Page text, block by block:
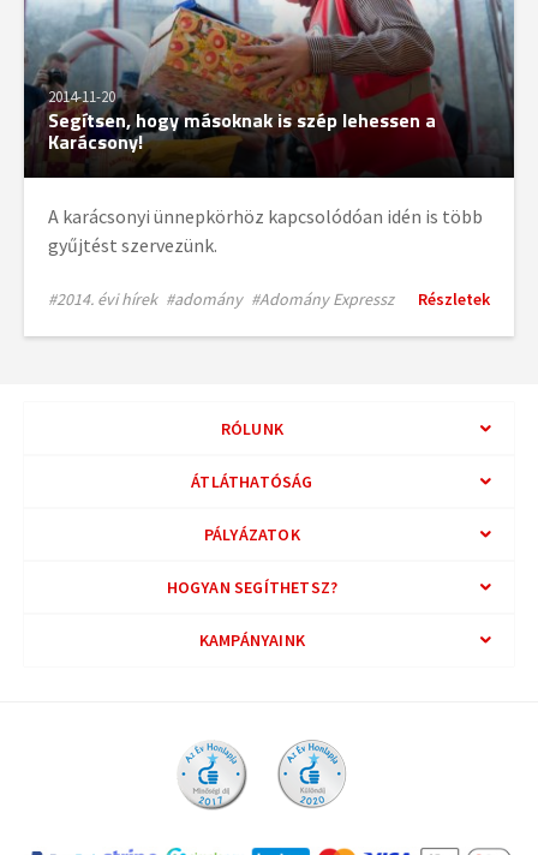
2014-11-20
Segítsen, hogy másoknak is szép lehessen a
Karácsony!
A karácsonyi ünnepkörhöz kapcsolódóan idén is több
gyűjtést szervezünk.
#2014. évi hírek #adomány #Adomány Expressz Részletek
RÓLUNK
ÁTLÁTHATÓSÁG
PÁLYÁZATOK
HOGYAN SEGÍTHETSZ?
KAMPÁNYAINK